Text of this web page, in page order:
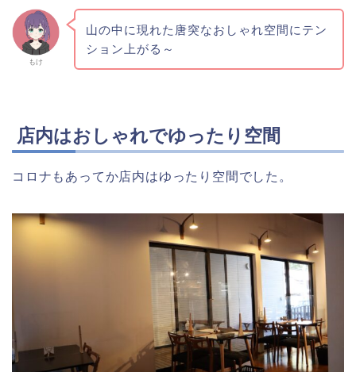
もけ
山の中に現れた唐突なおしゃれ空間にテン
ション上がる～
店内はおしゃれでゆったり空間
コロナもあってか店内はゆったり空間でした。